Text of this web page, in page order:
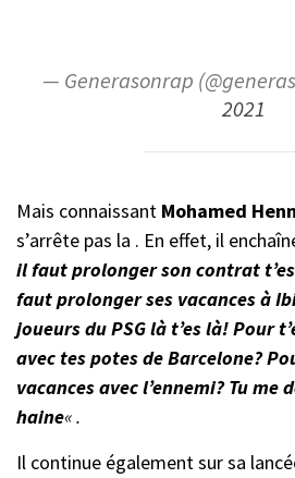
— Generasonrap
2021
Mais connaissant Mohamed
s’arrête pas la . En effet, il
il faut prolonger son contrat
faut prolonger ses vacances à
joueurs du PSG là t’es là! Pour
avec tes potes de Barcelone?
vacances avec l’ennemi? Tu me
haine« .
Il continue également sur sa